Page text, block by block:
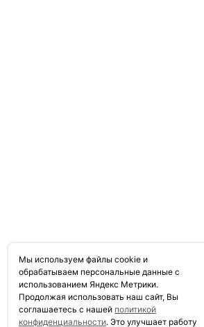
Мы используем файлы сookie и
обрабатываем персональные данные с
использованием Яндекс Метрики.
Продолжая использовать наш сайт, Вы
соглашаетесь с нашей политикой
конфиденциальности. Это улучшает работу